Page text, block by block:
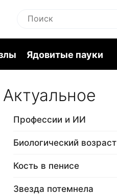
Ядовитые пауки
Актуальное
Профессии и ИИ
Биологический возраст
Кость в пенисе
Звезда потемнела